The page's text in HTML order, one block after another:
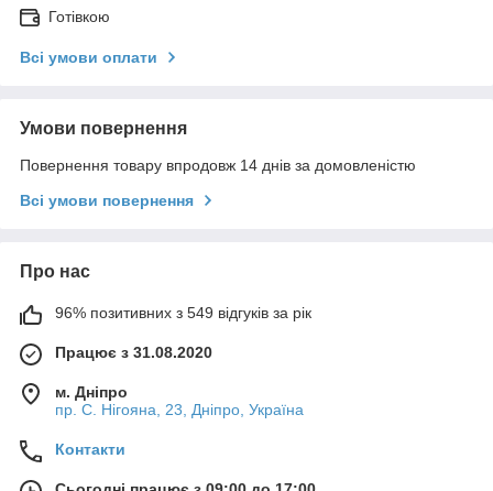
Готівкою
Всі умови оплати
Умови повернення
Повернення товару впродовж 14 днів за домовленістю
Всі умови повернення
Про нас
96% позитивних з 549 відгуків за рік
Працює з 31.08.2020
м. Дніпро
пр. С. Нігояна, 23, Дніпро, Україна
Контакти